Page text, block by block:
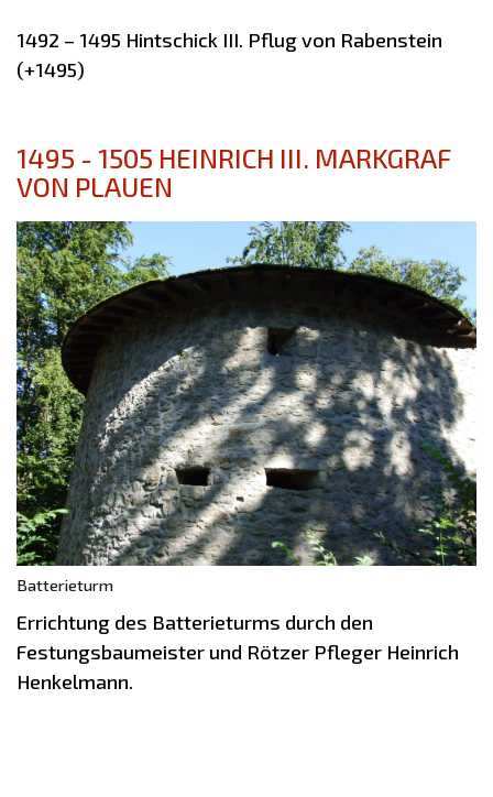
1492 – 1495 Hintschick III. Pflug von Rabenstein
(+1495)
1495 - 1505 HEINRICH III. MARKGRAF
VON PLAUEN
Batterieturm
Errichtung des Batterieturms durch den
Festungsbaumeister und Rötzer Pfleger Heinrich
Henkelmann.